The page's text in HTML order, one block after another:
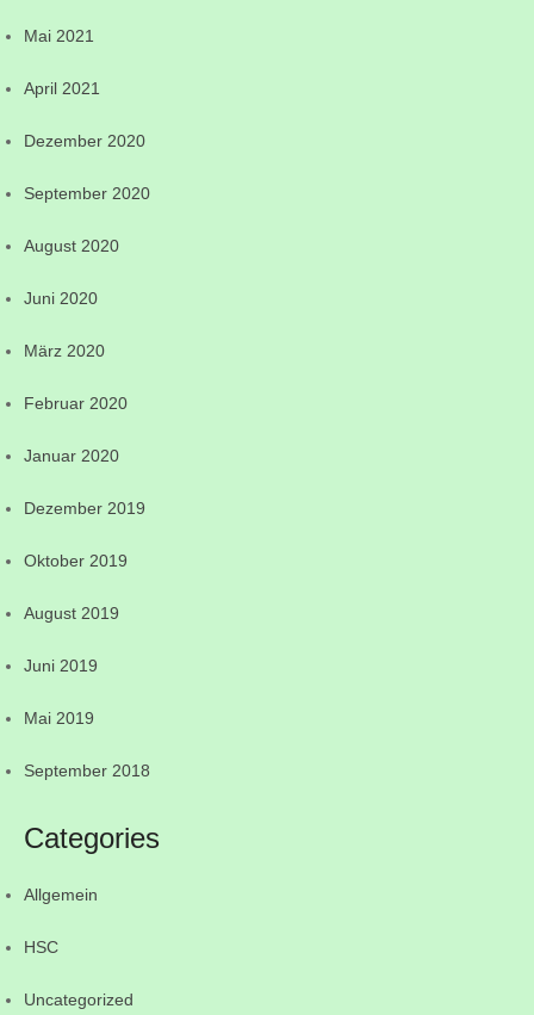
Mai 2021
April 2021
Dezember 2020
September 2020
August 2020
Juni 2020
März 2020
Februar 2020
Januar 2020
Dezember 2019
Oktober 2019
August 2019
Juni 2019
Mai 2019
September 2018
Categories
Allgemein
HSC
Uncategorized